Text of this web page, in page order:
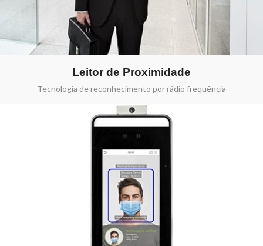
Leitor de Proximidade
Tecnologia de reconhecimento por rádio frequência